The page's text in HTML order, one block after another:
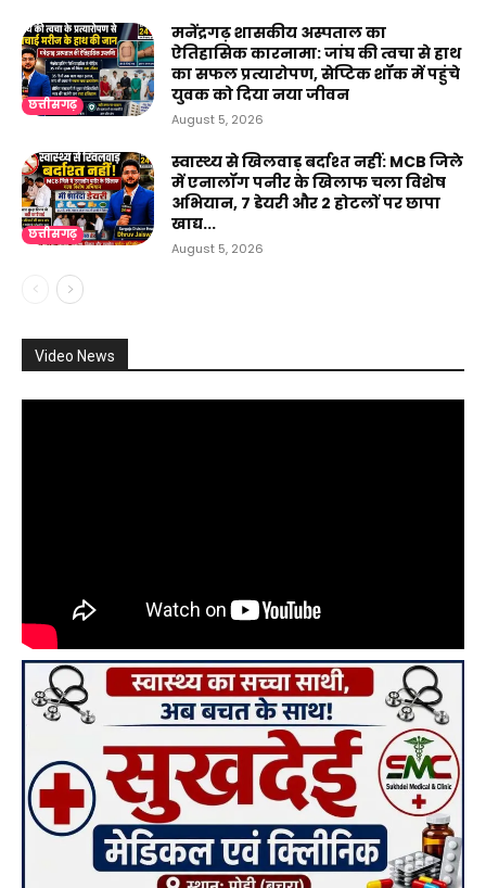
छत्तीसगढ़
मनेंद्रगढ़ शासकीय अस्पताल का
ऐतिहासिक कारनामा: जांघ की त्वचा से हाथ
का सफल प्रत्यारोपण, सेप्टिक शॉक में पहुंचे
युवक को दिया नया जीवन
August 5, 2026
छत्तीसगढ़
स्वास्थ्य से खिलवाड़ बर्दाश्त नहीं: MCB जिले
में एनालॉग पनीर के खिलाफ चला विशेष
अभियान, 7 डेयरी और 2 होटलों पर छापा
खाद्य...
August 5, 2026
Video News